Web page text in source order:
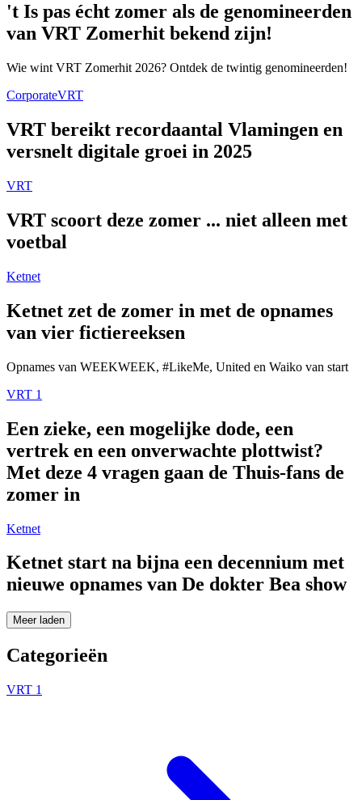
't Is pas écht zomer als de genomineerden
van VRT Zomerhit bekend zijn!
Wie wint VRT Zomerhit 2026? Ontdek de twintig genomineerden!
CorporateVRT
VRT bereikt recordaantal Vlamingen en
versnelt digitale groei in 2025
VRT
VRT scoort deze zomer ... niet alleen met
voetbal
Ketnet
Ketnet zet de zomer in met de opnames
van vier fictiereeksen
Opnames van WEEKWEEK, #LikeMe, United en Waiko van start
VRT 1
Een zieke, een mogelijke dode, een
vertrek en een onverwachte plottwist?
Met deze 4 vragen gaan de Thuis-fans de
zomer in
Ketnet
Ketnet start na bijna een decennium met
nieuwe opnames van De dokter Bea show
Meer laden
Categorieën
VRT 1